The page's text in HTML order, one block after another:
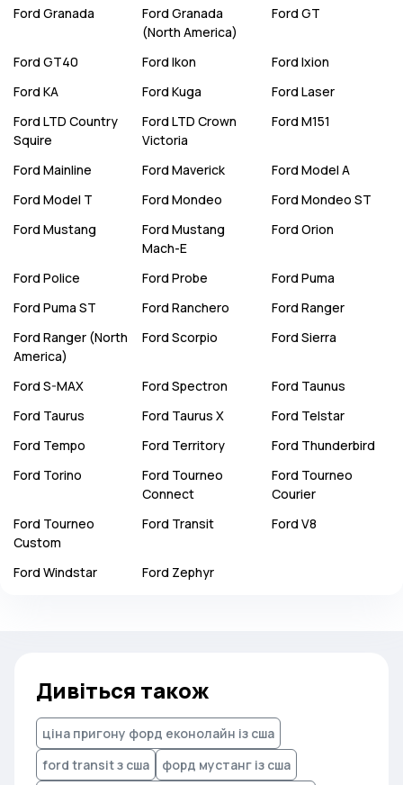
Ford Granada Ford Granada
(North America)
Ford GT
Ford GT40 Ford Ikon Ford Ixion
Ford KA Ford Kuga Ford Laser
Ford LTD Country
Squire
Ford LTD Crown
Victoria
Ford M151
Ford Mainline Ford Maverick Ford Model A
Ford Model T Ford Mondeo Ford Mondeo ST
Ford Mustang Ford Mustang
Mach-E
Ford Orion
Ford Police Ford Probe Ford Puma
Ford Puma ST Ford Ranchero Ford Ranger
Ford Ranger (North
America)
Ford Scorpio Ford Sierra
Ford S-MAX Ford Spectron Ford Taunus
Ford Taurus Ford Taurus X Ford Telstar
Ford Tempo Ford Territory Ford Thunderbird
Ford Torino Ford Tourneo
Connect
Ford Tourneo
Courier
Ford Tourneo
Custom
Ford Transit Ford V8
Ford Windstar Ford Zephyr
Дивіться також
ціна пригону форд еконолайн із сша
ford transit з сша
форд мустанг із сша